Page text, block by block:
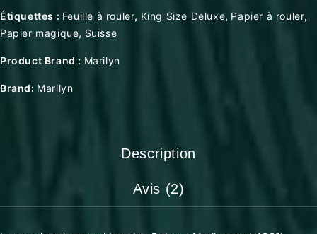
Étiquettes : Feuille à rouler, King Size Deluxe, Papier à rouler,
Papier magique, Suisse
Product Brand : Marilyn
Brand: Marilyn
Description
Avis (2)